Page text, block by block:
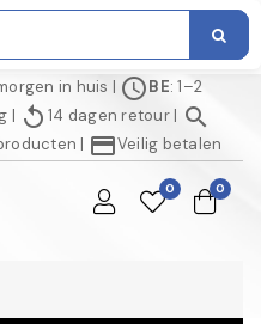
in huis | scheduleBE: 1–2
| replay 14 dagen retour| search
| credit_cardVeilig betalen
0 0